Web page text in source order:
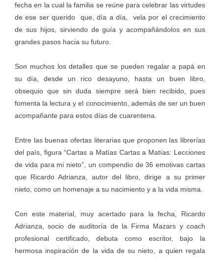
fecha en la cual la familia se reúne para celebrar las virtudes
de ese ser querido que, día a día, vela por el crecimiento
de sus hijos, sirviendo de guía y acompañándolos en sus
grandes pasos hacia su futuro.
Son muchos los detalles que se pueden regalar a papá en
su día, desde un rico desayuno, hasta un buen libro,
obsequio que sin duda siempre será bien recibido, pues
fomenta la lectura y el conocimiento, además de ser un buen
acompañante para estos días de cuarentena.
Entre las buenas ofertas literarias que proponen las librerías
del país, figura “Cartas a Matías Cartas a Matías: Lecciones
de vida para mi nieto”, un compendio de 36 emotivas cartas
que Ricardo Adrianza, autor del libro, dirige a su primer
nieto, como un homenaje a su nacimiento y a la vida misma.
Con este material, muy acertado para la fecha, Ricardo
Adrianza, socio de auditoría de la Firma Mazars y coach
profesional certificado, debuta como escritor, bajo la
hermosa inspiración de la vida de su nieto, a quien regala